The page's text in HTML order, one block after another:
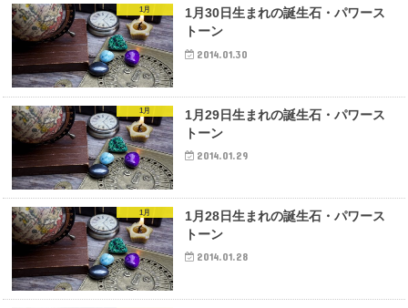
1月
1月30日生まれの誕生石・パワース
トーン
2014.01.30
1月
1月29日生まれの誕生石・パワース
トーン
2014.01.29
1月
1月28日生まれの誕生石・パワース
トーン
2014.01.28